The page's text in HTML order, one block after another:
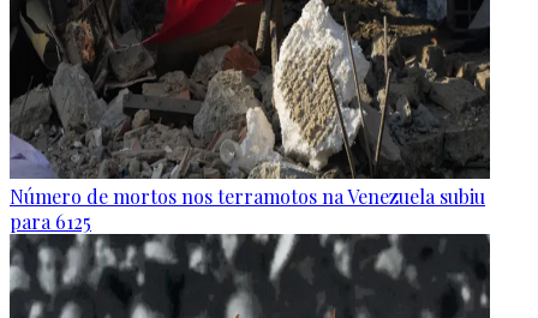
Número de mortos nos terramotos na Venezuela subiu
para 6125